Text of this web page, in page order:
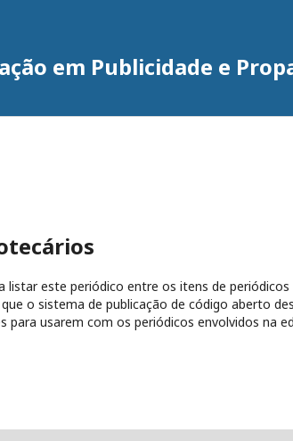
em Publicidade e
listar este periódico entre os itens de
o sistema de publicação de código aberto
para usarem com os periódicos envolvidos na